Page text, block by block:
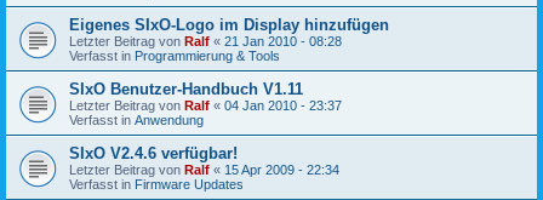
Eigenes SIxO-Logo im Display hinzufügen
Letzter Beitrag von Ralf « 21 Jan 2010 - 08:28
Verfasst in Programmierung & Tools
SIxO Benutzer-Handbuch V1.11
Letzter Beitrag von Ralf « 04 Jan 2010 - 23:37
Verfasst in Anwendung
SIxO V2.4.6 verfügbar!
Letzter Beitrag von Ralf « 15 Apr 2009 - 22:34
Verfasst in Firmware Updates